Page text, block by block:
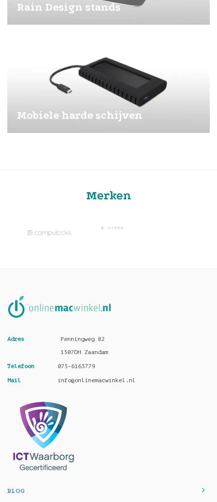
Rain Design stands
Mobiele harde schijven
Merken
Adres
Penningweg 82
1507DH Zaandam
Telefoon 075-6163779
Mail info@onlinemacwinkel.nl
BLOG